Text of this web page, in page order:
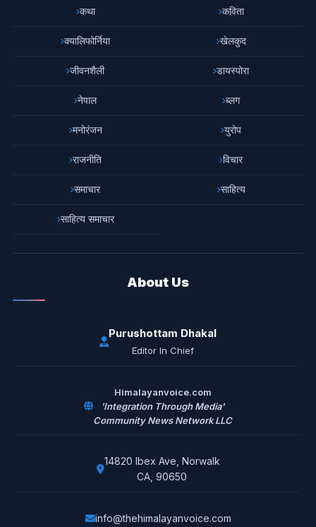
कथा कविता
क्यालिफोर्निया खेलकुद
जीवनशैली डायस्पोरा
नेपाल ब्लग
मनोरंजन युरोप
राजनीति विचार
समाचार साहित्य
साहित्य समाचार
About Us
Purushottam Dhakal
Editor In Chief
Himalayanvoice.com
'Integration Through Media'
Community News Network LLC
14820 Ibex Ave, Norwalk
CA, 90650
info@thehimalayanvoice.com